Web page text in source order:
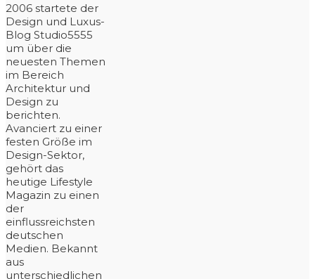
2006 startete der
Design und Luxus-
Blog Studio5555
um über die
neuesten Themen
im Bereich
Architektur und
Design zu
berichten.
Avanciert zu einer
festen Größe im
Design-Sektor,
gehört das
heutige Lifestyle
Magazin zu einen
der
einflussreichsten
deutschen
Medien. Bekannt
aus
unterschiedlichen